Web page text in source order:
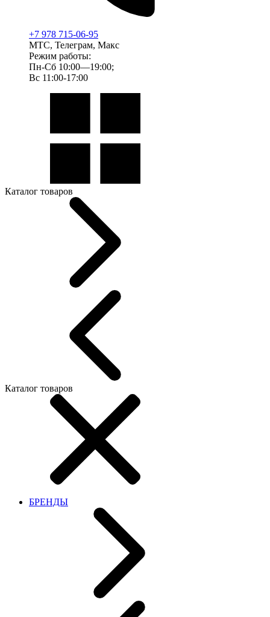
+7 978 715-06-95
МТС, Телеграм, Макс
Режим работы:
Пн-Сб 10:00—19:00;
Вс 11:00-17:00
Каталог товаров
Каталог товаров
БРЕНДЫ